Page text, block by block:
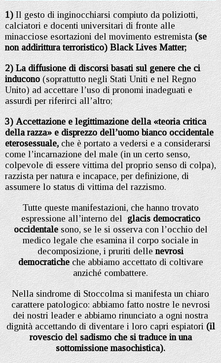
1)Il gesto di inginocchiarsi compiuto da poliziotti,
calciatori e docenti universitari di fronte alle
minacciose esortazioni del movimento estremista(se
non addirittura terroristico) Black Lives Matter;
2) La diffusione di discorsi basati sul genere che ci
inducono(soprattutto negli Stati Uniti e nel Regno
Unito) ad accettare l’uso di pronomi inadeguati e
assurdi per riferirci all’altro;
3) Accettazione e legittimazione della «teoria critica
della razza» e disprezzo dell’uomo bianco occidentale
eterosessuale,che è portato a vedersi e a considerarsi
come l’incarnazione del male (in un certo senso,
colpevole di essere vittima del proprio senso di colpa),
razzista per natura e incapace, per definizione, di
assumere lo status di vittima del razzismo.
Tutte queste manifestazioni, che hanno trovato
espressione all’interno delglacis democratico
occidentalesono, se le si osserva con l’occhio del
medico legale che esamina il corpo sociale in
decomposizione, i pruriti delle nevrosi
democraticheche abbiamo accettato di coltivare
anziché combattere.
Nella sindrome di Stoccolma si manifesta un chiaro
carattere patologico: abbiamo fatto nostre le nevrosi
dei nostri leader e abbiamo rinunciato a ogni nostra
dignità accettando di diventare i loro capri espiatori(il
rovescio del sadismo che si traduce in una
sottomissione masochistica).